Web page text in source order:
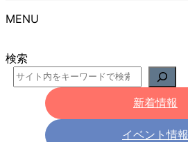
MENU
検索
新着情報
イベント情報